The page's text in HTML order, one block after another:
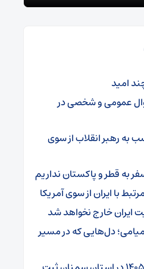
امید
عمومی و شخصی در
به رهبر انقلاب از سوی
به قطر و پاکستان نداریم
با ایران از سوی آمریکا
ایران خارج نخواهد شد
دل‌هایی که در مسیر